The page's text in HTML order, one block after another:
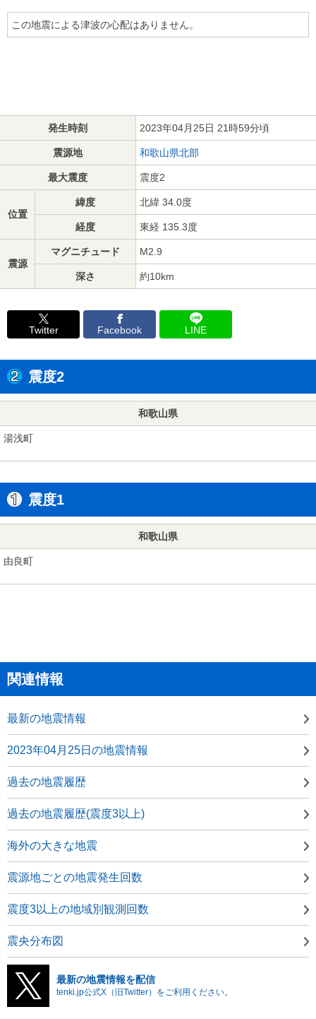
この地震による津波の心配はありません。
発生時刻 2023年04月25日 21時59分頃
震源地 和歌山県北部
最大震度 震度2
位置
緯度 北緯 34.0度
経度 東経 135.3度
震源
マグニチュード M2.9
深さ 約10km
Twitter Facebook LINE
震度2
和歌山県
湯浅町
震度1
和歌山県
由良町
関連情報
最新の地震情報
2023年04月25日の地震情報
過去の地震履歴
過去の地震履歴(震度3以上)
海外の大きな地震
震源地ごとの地震発生回数
震度3以上の地域別観測回数
震央分布図
最新の地震情報を配信
tenki.jp公式X（旧Twitter）をご利用ください。